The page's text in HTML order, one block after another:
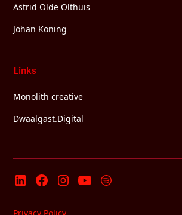
Astrid Olde Olthuis
Johan Koning
Links
Monolith creative
Dwaalgast.Digital